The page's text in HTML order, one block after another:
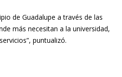
de Guadalupe a través de las
más necesitan a la universidad,
puntualizó.